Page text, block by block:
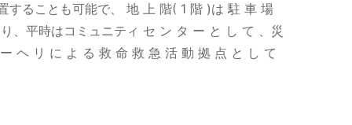
することも可能で、 地 上 階( 1 階 )は 駐 車 場
、平時はコミュニティ セ ン タ ー と し て 、災
ヘ リ に よ る 救 命 救 急 活 動 拠 点 と し て